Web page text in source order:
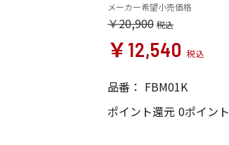
メーカー希望小売価格
￥20,900
￥12,540
品番： FBM01K
ポイント還元 0ポイント